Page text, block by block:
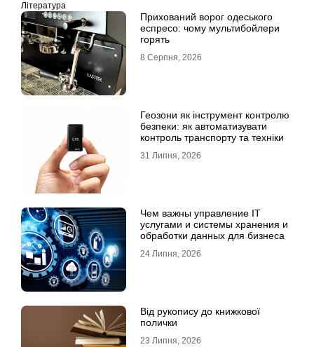
Література
Прихований ворог одеського
еспресо: чому мультибойлери
горять
8 Серпня, 2026
Геозони як інструмент контролю
безпеки: як автоматизувати
контроль транспорту та техніки
31 Липня, 2026
Чем важны управление IT
услугами и системы хранения и
обработки данных для бизнеса
24 Липня, 2026
Від рукопису до книжкової
полички
23 Липня, 2026